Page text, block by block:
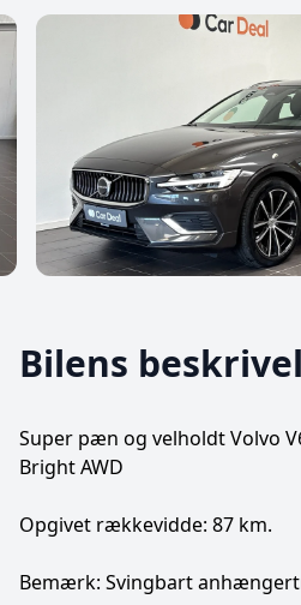
Bilens
Super pæn og velholdt Volvo
Bright AWD
Opgivet rækkevidde: 87 km.
Bemærk: Svingbart